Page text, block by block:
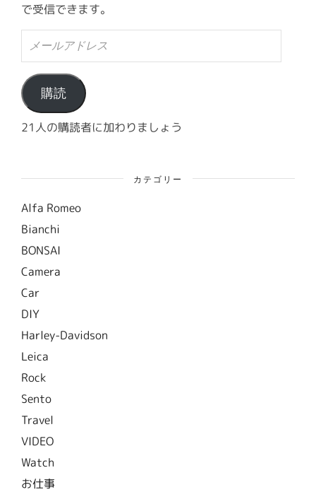
で受信できます。
ル
ア
ド
レ
ス
購読
21人の購読者に加わりましょう
カテゴリー
Alfa Romeo
Bianchi
BONSAI
Camera
Car
DIY
Harley-Davidson
Leica
Rock
Sento
Travel
VIDEO
Watch
お仕事